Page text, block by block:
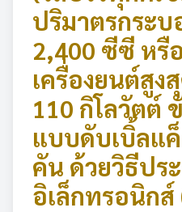
ปริมาตรกระบ
2,400 ซีซี หรื
เครื่องยนต์สูง
110 กิโลวัตต์
แบบดับเบิ้ลแ
คัน ด้วยวิธีปร
อิเล็กทรอนิกส์